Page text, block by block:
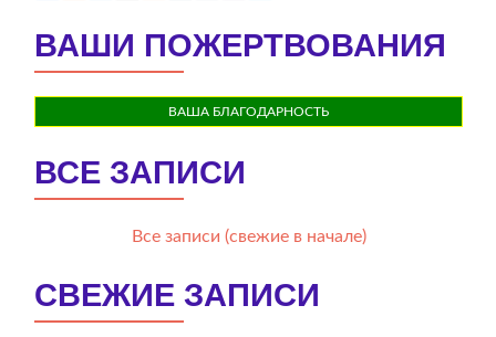
ВАШИ ПОЖЕРТВОВАНИЯ
ВАША БЛАГОДАРНОСТЬ
ВСЕ ЗАПИСИ
Все записи (свежие в начале)
СВЕЖИЕ ЗАПИСИ